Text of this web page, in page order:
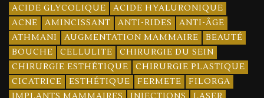
ACIDE GLYCOLIQUE
ACIDE HYALURONIQUE
ACNE
AMINCISSANT ANTI-RIDES
ANTI-ÂGE
ATHMANI
AUGMENTATION MAMMAIRE
BEAUTÉ
BOUCHE
CELLULITE
CHIRURGIE DU SEIN
CHIRURGIE ESTHÉTIQUE
CHIRURGIE PLASTIQUE
CICATRICE
ESTHÉTIQUE FERMETE
FILORGA